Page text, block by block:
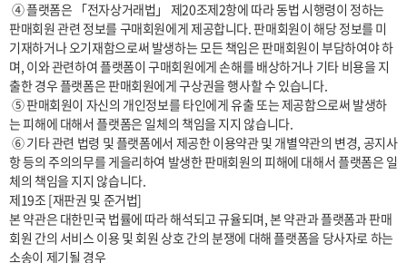
판매회원 관련 정보를 구매회원에게 제공합니다. 판매회원이 해당 정보를 미
기재하거나 오기재함으로써 발생하는 모든 책임은 판매회원이 부담하여야 하
며, 이와 관련하여 플랫폼이 구매회원에게 손해를 배상하거나 기타 비용을 지
출한 경우 플랫폼은 판매회원에게 구상권을 행사할 수 있습니다.
는 피해에 대해서 플랫폼은 일체의 책임을 지지 않습니다.
항 등의 주의의무를 게을리하여 발생한 판매회원의 피해에 대해서 플랫폼은 일
체의 책임을 지지 않습니다.
제19조 [재판권 및 준거법]
본 약관은 대한민국 법률에 따라 해석되고 규율되며, 본 약관과 플랫폼과 판매
회원 간의 서비스 이용 및 회원 상호 간의 분쟁에 대해 플랫폼을 당사자로 하는
소송이 제기될 경우